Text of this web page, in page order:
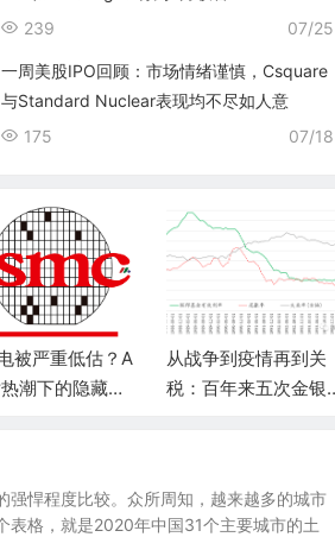
07/25
239
一周美股IPO回顾：市场情绪谨慎，Csquare
与Standard Nuclear表现均不尽如人意
07/18
175
被严重低估？A
潮下的隐藏价
从战争到疫情再到关
税：百年来五次金银
悍程度比较。众所周知，越来越多的城市
表格，就是2020年中国31个主要城市的土